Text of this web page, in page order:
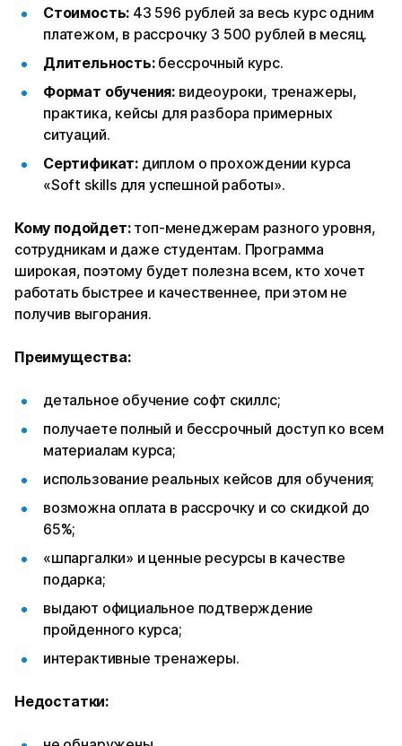
Стоимость: 43 596 рублей за весь курс одним
платежом, в рассрочку 3 500 рублей в месяц.
Длительность:бессрочный курс.
Формат обучения: видеоуроки, тренажеры,
практика, кейсы для разбора примерных
ситуаций.
Сертификат: диплом о прохождении курса
«Soft skills для успешной работы».
Кому подойдет: топ-менеджерам разного уровня,
сотрудникам и даже студентам. Программа
широкая, поэтому будет полезна всем, кто хочет
работать быстрее и качественнее, при этом не
получив выгорания.
Преимущества:
детальное обучение софт скиллс;
получаете полный и бессрочный доступ ко всем
материалам курса;
использование реальных кейсов для обучения;
возможна оплата в рассрочку и со скидкой до
65%;
«шпаргалки» и ценные ресурсы в качестве
подарка;
выдают официальное подтверждение
пройденного курса;
интерактивные тренажеры.
Недостатки: